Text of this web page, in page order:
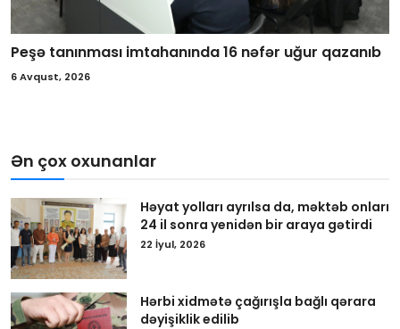
Peşə tanınması imtahanında 16 nəfər uğur qazanıb
6 Avqust, 2026
Ən çox oxunanlar
Həyat yolları ayrılsa da, məktəb onları
24 il sonra yenidən bir araya gətirdi
22 İyul, 2026
Hərbi xidmətə çağırışla bağlı qərara
dəyişiklik edilib